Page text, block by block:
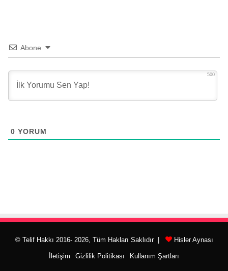
Abone
500
0 YORUM
© Telif Hakkı 2016- 2026, Tüm Hakları Saklıdır | Hisler Aynası
İletişim Gizlilik Politikası Kullanım Şartları